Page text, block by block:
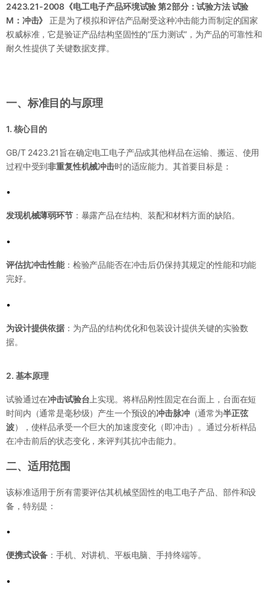
2423.21-2008《电工电子产品环境试验 第2部分：试验方法 试验
M：冲击》
正是为了模拟和评估产品耐受这种冲击能力而制定的国家
权威标准，它是验证产品结构坚固性的“压力测试”，为产品的可靠性和
耐久性提供了关键数据支撑。
一、标准目的与原理
1. 核心目的
GB/T 2423.21旨在确定电工电子产品或其他样品在运输、搬运、使用
过程中受到非重复性机械冲击时的适应能力。其首要目标是：
•
发现机械薄弱环节：暴露产品在结构、装配和材料方面的缺陷。
•
评估抗冲击性能：检验产品能否在冲击后仍保持其规定的性能和功能
完好。
•
为设计提供依据：为产品的结构优化和包装设计提供关键的实验数
据。
2. 基本原理
试验通过在冲击试验台 上实现。将样品刚性固定在台面上，台面在短
时间内（通常是毫秒级）产生一个预设的冲击脉冲（通常为半正弦
波），使样品承受一个巨大的加速度变化（即冲击）。通过分析样品
在冲击前后的状态变化，来评判其抗冲击能力。
二、适用范围
该标准适用于所有需要评估其机械坚固性的电工电子产品、部件和设
备，特别是：
•
便携式设备 ：手机、对讲机、平板电脑、手持终端等。
•